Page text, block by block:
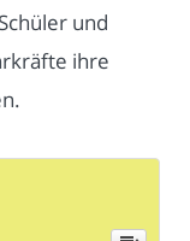
und
ihre